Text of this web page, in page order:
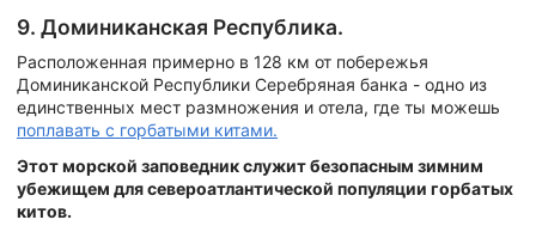
9. Доминиканская Республика.
Расположенная примерно в 128 км от побережья
Доминиканской Республики Серебряная банка - одно из
единственных мест размножения и отела, где ты можешь
поплавать с горбатыми китами.
Этот морской заповедник служит безопасным зимним
убежищем для североатлантической популяции горбатых
китов.